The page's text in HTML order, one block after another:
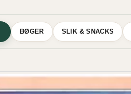
BØGER SLIK & SNACKS